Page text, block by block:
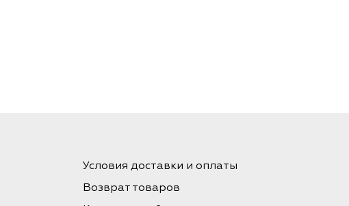
Условия доставки и оплаты
Возврат товаров